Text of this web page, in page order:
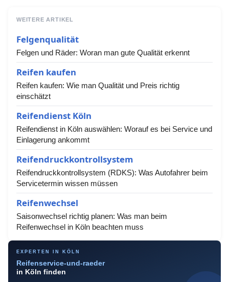
WEITERE ARTIKEL
Felgenqualität
Felgen und Räder: Woran man gute Qualität erkennt
Reifen kaufen
Reifen kaufen: Wie man Qualität und Preis richtig
einschätzt
Reifendienst Köln
Reifendienst in Köln auswählen: Worauf es bei Service und
Einlagerung ankommt
Reifendruckkontrollsystem
Reifendruckkontrollsystem (RDKS): Was Autofahrer beim
Servicetermin wissen müssen
Reifenwechsel
Saisonwechsel richtig planen: Was man beim
Reifenwechsel in Köln beachten muss
EXPERTEN IN KÖLN
Reifenservice-und-raeder
in Köln finden